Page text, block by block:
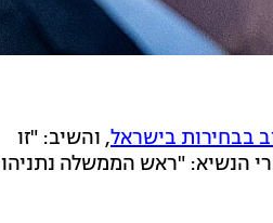
בבחירות בישראל, והשיב: "זו
הנשיא: "ראש הממשלה נתניהו